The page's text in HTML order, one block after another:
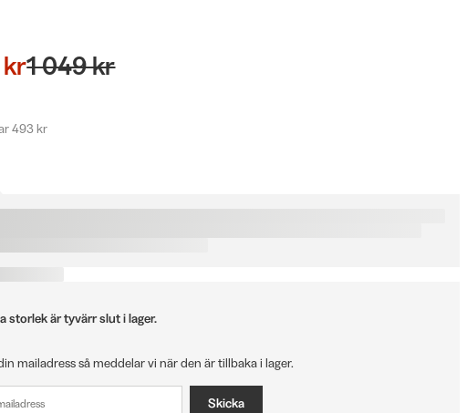
kr1 049 kr
493 kr
storlek är tyvärr slut i lager.
mailadress så meddelar vi när den är tillbaka i lager.
Skicka